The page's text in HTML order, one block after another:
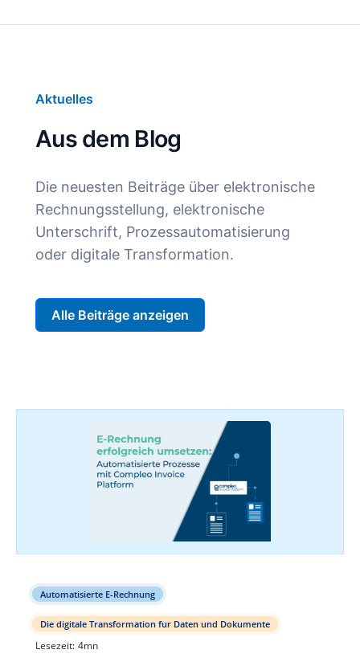
Aktuelles
Aus dem Blog
Die neuesten Beiträge über elektronische
Rechnungsstellung, elektronische
Unterschrift, Prozessautomatisierung
oder digitale Transformation.
Alle Beiträge anzeigen
Automatisierte E-Rechnung
Die digitale Transformation fur Daten und Dokumente
Lesezeit: 4mn